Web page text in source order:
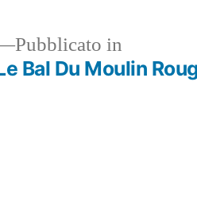
Pubblicato in
Bal Du Moulin